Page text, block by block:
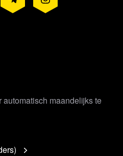
maandelijks te